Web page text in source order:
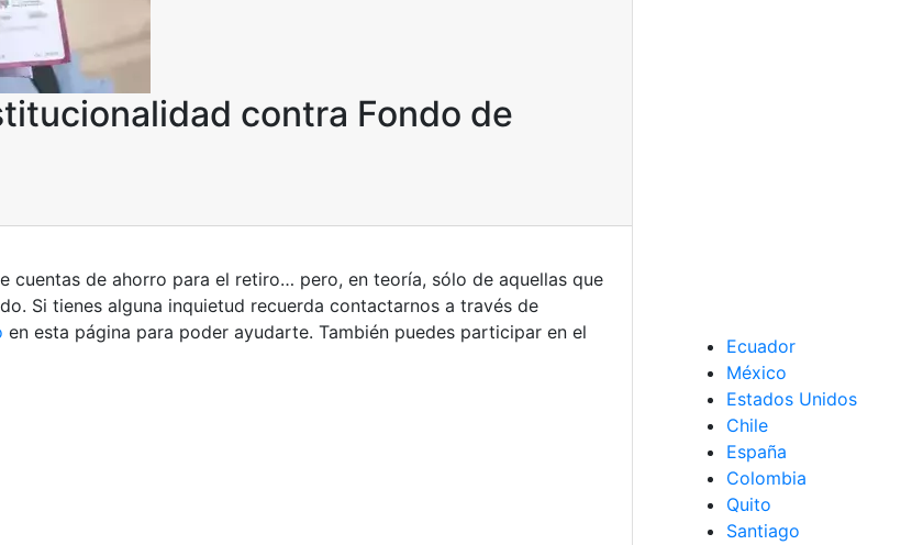
contra Fondo de
cuentas de ahorro para el retiro… pero, en teoría, sólo de aquellas que
Si tienes alguna inquietud recuerda contactarnos a través de
en esta página para poder ayudarte. También puedes participar en el
Ecuador
México
Estados Unidos
Chile
España
Colombia
Quito
Santiago